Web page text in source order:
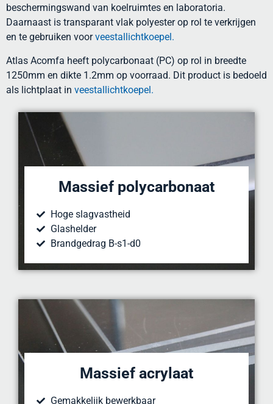
beschermingswand van koelruimtes en laboratoria.
Daarnaast is transparant vlak polyester op rol te verkrijgen
en te gebruiken voorveestallichtkoepel.
Atlas Acomfa heeft polycarbonaat (PC) op rol in breedte
1250mm en dikte 1.2mm op voorraad. Dit product is bedoeld
als lichtplaat in veestallichtkoepel.
Massief polycarbonaat
Hoge slagvastheid
Glashelder
Brandgedrag B-s1-d0
Massief acrylaat
Gemakkelijk bewerkbaar